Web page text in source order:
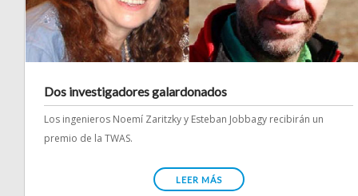
Dos investigadores galardonados
Los ingenieros Noemí Zaritzky y Esteban Jobbagy recibirán un
premio de la TWAS.
LEER MÁS